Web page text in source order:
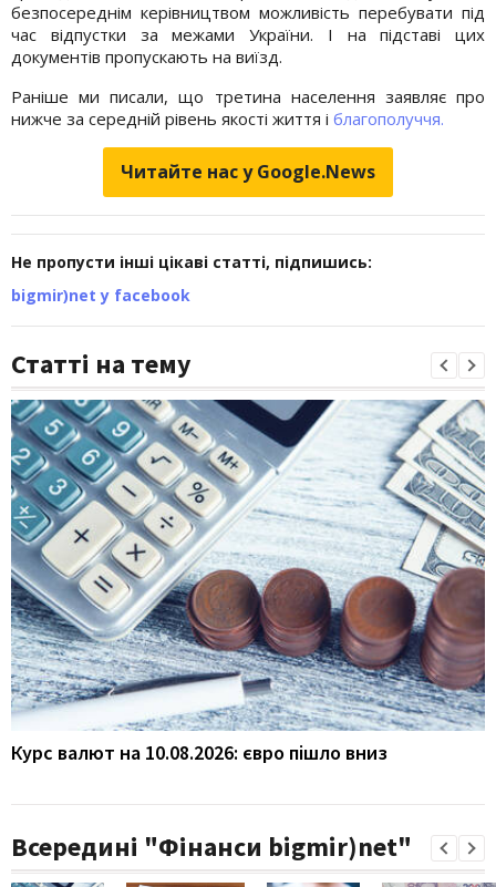
безпосереднім керівництвом можливість перебувати під
час відпустки за межами України. І на підставі цих
документів пропускають на виїзд.
Раніше ми писали, що третина населення заявляє про
нижче за середній рівень якості життя і благополуччя.
Читайте нас у Google.News
Не пропусти інші цікаві статті, підпишись:
bigmir)net у facebook
Статті на тему
Курс валют на 10.08.2026: євро пішло вниз
Всередині "Фінанси bigmir)net"